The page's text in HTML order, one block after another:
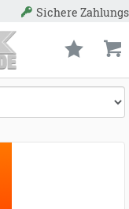
Geld-Zurück-
Likergeiz.de